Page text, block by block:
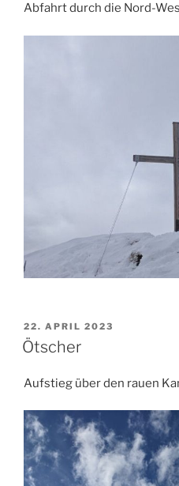
Abfahrt durch die Nord-
VERÖFFENTLICHT
AM
22. APRIL 2023
Ötscher
Aufstieg über den rauen